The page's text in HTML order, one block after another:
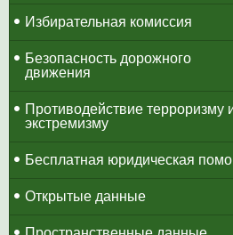
Избирательная комиссия
Безопасность дорожного
движения
Противодействие терроризму
экстремизму
Бесплатная юридическая
Открытые данные